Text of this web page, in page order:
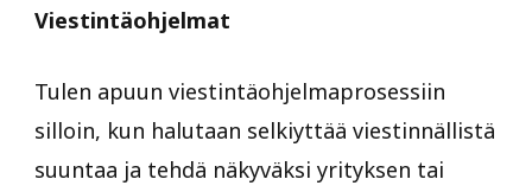
Viestintäohjelmat
Tulen apuun viestintäohjelmaprosessiin
silloin, kun halutaan selkiyttää viestinnällistä
suuntaa ja tehdä näkyväksi yrityksen tai